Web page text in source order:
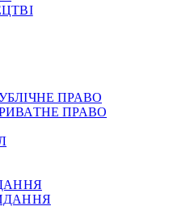
ПРАВО
ПРАВО